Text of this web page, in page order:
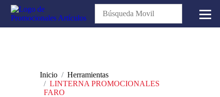
Inicio
Herramientas
LINTERNA PROMOCIONALES
FARO